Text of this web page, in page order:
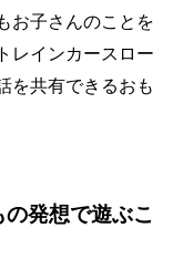
お子さんのことを
レインカースロー
を共有できるおも
発想で遊ぶこ